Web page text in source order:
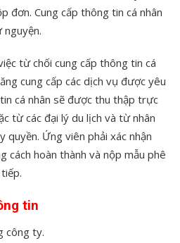
đơn. Cung cấp thông tin cá nhân
nguyện.
từ chối cung cấp thông tin cá
cung cấp các dịch vụ được yêu
cá nhân sẽ được thu thập trực
từ các đại lý du lịch và từ nhân
quyền. Ứng viên phải xác nhận
cách hoàn thành và nộp mẫu phê
tin
công ty.